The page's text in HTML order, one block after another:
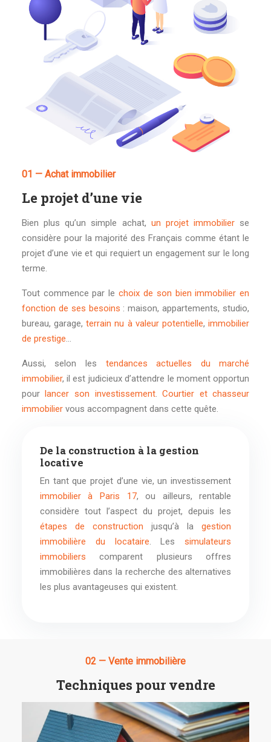
01 — Achat immobilier
Le projet d’une vie
Bien plus qu’un simple achat, un projet immobilier se
considère pour la majorité des Français comme étant le
projet d’une vie et qui requiert un engagement sur le long
terme.
Tout commence par lechoix de son bien immobilier en
fonction de ses besoins : maison, appartements, studio,
bureau, garage,terrain nu à valeur potentielle,immobilier
de prestige…
Aussi, selon les tendances actuelles du marché
immobilier, il est judicieux d’attendre le moment opportun
pourlancer son investissement.Courtier et chasseur
immobiliervous accompagnent dans cette quête.
De la construction à la gestion
locative
En tant que projet d’une vie, un investissement
immobilier à Paris 17, ou ailleurs, rentable
considère tout l’aspect du projet, depuis les
étapes de construction jusqu’à lagestion
immobilière du locataire. Lessimulateurs
immobiliers comparent plusieurs offres
immobilières dans la recherche des alternatives
les plus avantageuses qui existent.
02 — Vente immobilière
Techniques pour vendre